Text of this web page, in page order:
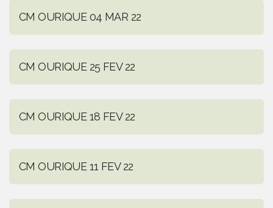
CM OURIQUE 04 MAR 22
CM OURIQUE 25 FEV 22
CM OURIQUE 18 FEV 22
CM OURIQUE 11 FEV 22